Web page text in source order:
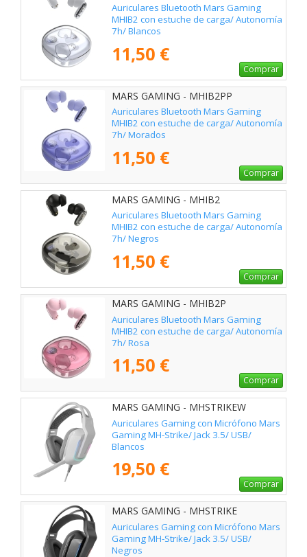
Auriculares Bluetooth Mars Gaming
MHIB2 con estuche de carga/ Autonomía
7h/ Blancos
11,50 €
Comprar
MARS GAMING - MHIB2PP
Auriculares Bluetooth Mars Gaming
MHIB2 con estuche de carga/ Autonomía
7h/ Morados
11,50 €
Comprar
MARS GAMING - MHIB2
Auriculares Bluetooth Mars Gaming
MHIB2 con estuche de carga/ Autonomía
7h/ Negros
11,50 €
Comprar
MARS GAMING - MHIB2P
Auriculares Bluetooth Mars Gaming
MHIB2 con estuche de carga/ Autonomía
7h/ Rosa
11,50 €
Comprar
MARS GAMING - MHSTRIKEW
Auriculares Gaming con Micrófono Mars
Gaming MH-Strike/ Jack 3.5/ USB/
Blancos
19,50 €
Comprar
MARS GAMING - MHSTRIKE
Auriculares Gaming con Micrófono Mars
Gaming MH-Strike/ Jack 3.5/ USB/
Negros